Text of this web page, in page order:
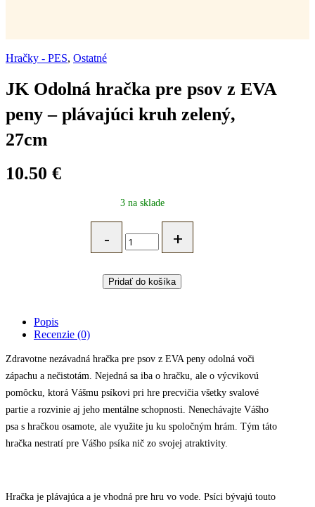
Hračky - PES, Ostatné
JK Odolná hračka pre psov z EVA
peny – plávajúci kruh zelený,
27cm
10.50 €
3 na sklade
Odolná
hračka
psov
kruh
zelený,
27cm
quantity
Pridať do košíka
Popis
Recenzie (0)
Zdravotne nezávadná hračka pre psov z EVA peny odolná voči
zápachu a nečistotám. Nejedná sa iba o hračku, ale o výcvikovú
pomôcku, ktorá Vášmu psíkovi pri hre precvičia všetky svalové
partie a rozvinie aj jeho mentálne schopnosti. Nenechávajte Vášho
psa s hračkou osamote, ale využite ju ku spoločným hrám. Tým táto
hračka nestratí pre Vášho psíka nič zo svojej atraktivity.
Hračka je plávajúca a je vhodná pre hru vo vode. Psíci bývajú touto